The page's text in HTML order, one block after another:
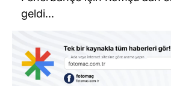
geldi...